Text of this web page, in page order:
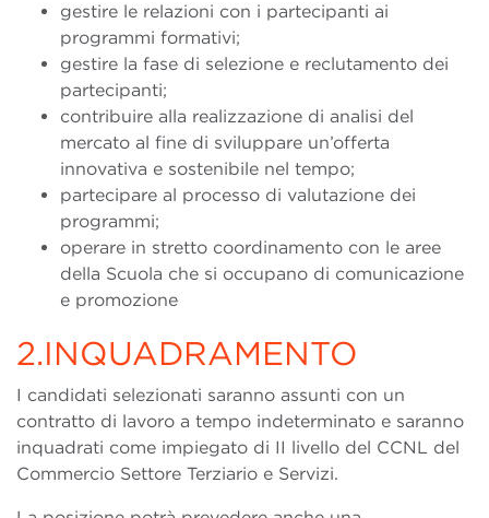
gestire le relazioni con i partecipanti ai
programmi formativi;
gestire la fase di selezione e reclutamento dei
partecipanti;
contribuire alla realizzazione di analisi del
mercato al fine di sviluppare un’offerta
innovativa e sostenibile nel tempo;
partecipare al processo di valutazione dei
programmi;
operare in stretto coordinamento con le aree
della Scuola che si occupano di comunicazione
e promozione
2.INQUADRAMENTO
I candidati selezionati saranno assunti con un
contratto di lavoro a tempo indeterminato e saranno
inquadrati come impiegato di II livello del CCNL del
Commercio Settore Terziario e Servizi.